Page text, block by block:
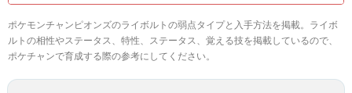
ポケモンチャンピオンズのライボルトの弱点タイプと入手方法を掲載。ライボ
ルトの相性やステータス、特性、ステータス、覚える技を掲載しているので、
ポケチャンで育成する際の参考にしてください。